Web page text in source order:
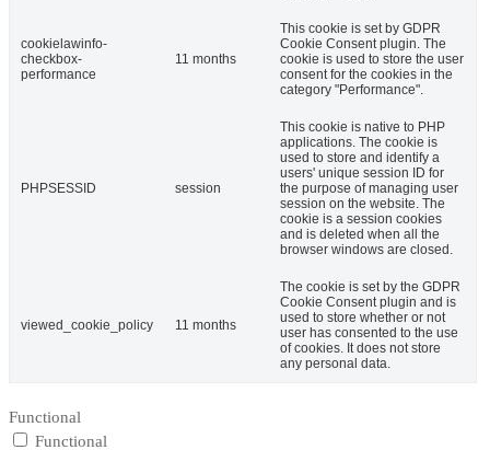
cookielawinfo-
checkbox-
performance
11 months
This cookie is set by GDPR
Cookie Consent plugin. The
cookie is used to store the user
consent for the cookies in the
category "Performance".
PHPSESSID session
This cookie is native to PHP
applications. The cookie is
used to store and identify a
users' unique session ID for
the purpose of managing user
session on the website. The
cookie is a session cookies
and is deleted when all the
browser windows are closed.
viewed_cookie_policy 11 months
The cookie is set by the GDPR
Cookie Consent plugin and is
used to store whether or not
user has consented to the use
of cookies. It does not store
any personal data.
Functional
Functional